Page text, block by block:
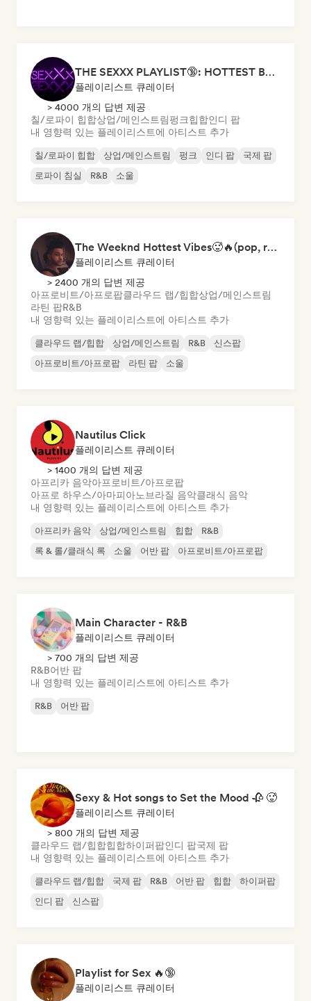
THE SEXXX PLAYLIST🔞: HOTTEST BEDROOM SONGS | SEXUAL APPETITE 👅💦
플레이리스트 큐레이터
> 4000 개의 답변 제공
칠/로파이 힙합상업/메인스트림펑크힙합인디 팝
내 영향력 있는 플레이리스트에 아티스트 추가
칠/로파이 힙합 상업/메인스트림 펑크 인디 팝
국제 팝
로파이 침실
R&B 소울
The Weeknd Hottest Vibes🥵🔥(pop, rock, rnb, hiphop, sexy, dark, sad, chill, melancholy, moody, vibe)
플레이리스트 큐레이터
> 2400 개의 답변 제공
아프로비트/아프로팝클라우드 랩/힙합상업/메인스트림
라틴 팝R&B
내 영향력 있는 플레이리스트에 아티스트 추가
클라우드 랩/힙합 상업/메인스트림 R&B
신스팝
아프로비트/아프로팝
라틴 팝 소울
Nautilus Click
플레이리스트 큐레이터
> 1400 개의 답변 제공
아프리카 음악아프로비트/아프로팝
아프로 하우스/아마피아노 브라질 음악클래식 음악
내 영향력 있는 플레이리스트에 아티스트 추가
아프리카 음악 상업/메인스트림 힙합
R&B
록 & 롤/클래식 록
소울 어반 팝 아프로비트/아프로팝
Main Character - R&B
플레이리스트 큐레이터
> 700 개의 답변 제공
R&B어반 팝
내 영향력 있는 플레이리스트에 아티스트 추가
R&B 어반 팝
Sexy & Hot songs to Set the Mood 🥀 🥵
플레이리스트 큐레이터
> 800 개의 답변 제공
클라우드 랩/힙합힙합하이퍼팝인디 팝국제 팝
내 영향력 있는 플레이리스트에 아티스트 추가
클라우드 랩/힙합 국제 팝 R&B 어반 팝 힙합
하이퍼팝
인디 팝
신스팝
Playlist for Sex 🔥🔞
플레이리스트 큐레이터